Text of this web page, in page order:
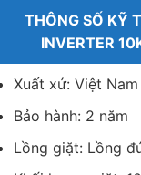
THÔNG SỐ KỸ
INVERTER
Xuất xứ: Việt Nam
Bảo hành: 2 năm
Lồng giặt: Lồng